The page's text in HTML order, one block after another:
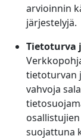
arvioinnin
järjestelyjä.
Tietoturva
tietoturvan
vahvoja
suojattuna